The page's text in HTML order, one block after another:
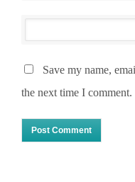
Save my name,
the next time I comment.